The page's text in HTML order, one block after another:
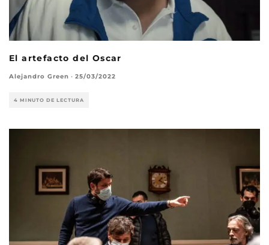
El artefacto del Oscar
Alejandro Green · 25/03/2022
4 MINUTO DE LECTURA